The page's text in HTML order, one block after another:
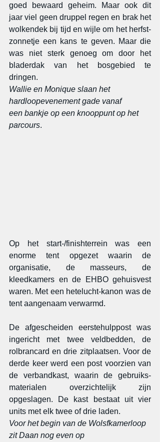
goed bewaard geheim. Maar ook dit
jaar viel geen druppel regen en brak het
wolkendek bij tijd en wijle om het herfst-
zonnetje een kans te geven. Maar die
was niet sterk genoeg om door het
bladerdak van het bosgebied te
dringen.
Wallie en Monique slaan het
hardloopevenement gade vanaf
een bankje op een knooppunt op het
parcours.
Op het start-/finishterrein was een
enorme tent opgezet waarin de
organisatie, de masseurs, de
kleedkamers en de EHBO gehuisvest
waren. Met een hetelucht-kanon was de
tent aangenaam verwarmd.
De afgescheiden eerstehulppost was
ingericht met twee veldbedden, de
rolbrancard en drie zitplaatsen. Voor de
derde keer werd een post voorzien van
de verbandkast, waarin de gebruiks-
materialen overzichtelijk zijn
opgeslagen. De kast bestaat uit vier
units met elk twee of drie laden.
Voor het begin van de Wolsfkamerloop
zit Daan nog even op